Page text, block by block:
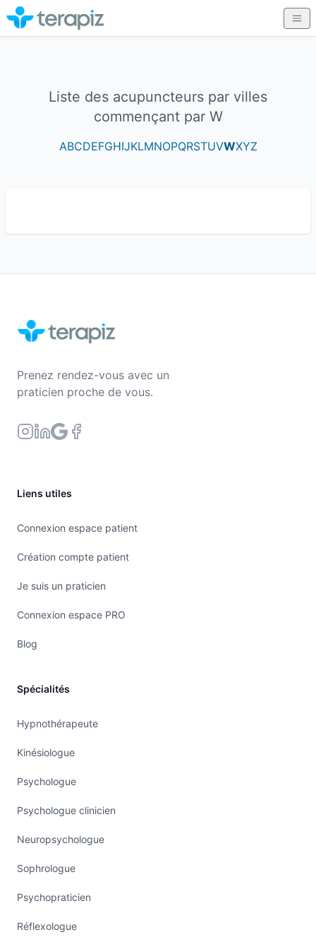
Liste des acupuncteurs par villes
commençant par W
ABCDEFGHIJKLMNOPQRSTUVWXYZ
Prenez rendez-vous avec un
praticien proche de vous.
Liens utiles
Connexion espace patient
Création compte patient
Je suis un praticien
Connexion espace PRO
Blog
Spécialités
Hypnothérapeute
Kinésiologue
Psychologue
Psychologue clinicien
Neuropsychologue
Sophrologue
Psychopraticien
Réflexologue